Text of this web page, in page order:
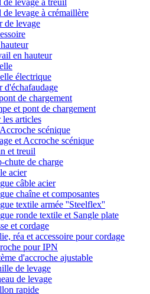
de levage à treuil
de levage à crémaillère
de levage
en hauteur
électrique
d'échafaudage
de chargement
et pont de chargement
articles
scénique
et Accroche scénique
et treuil
chute de charge
acier
câble acier
chaîne et composantes
textile armée ''Steelflex''
ronde textile et Sangle plate
et cordage
réa et accessoire pour cordage
pour IPN
d'accroche ajustable
de levage
de levage
rapide